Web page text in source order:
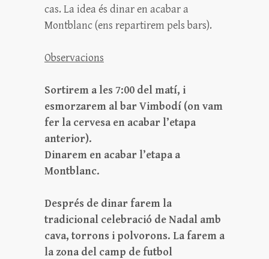
cas. La idea és dinar en acabar a
Montblanc (ens repartirem pels bars).
Observacions
Sortirem a les 7:00 del matí, i
esmorzarem al bar Vimbodí (on vam
fer la cervesa en acabar l’etapa
anterior).
Dinarem en acabar l’etapa a
Montblanc.
Després de dinar farem la
tradicional celebració de Nadal amb
cava, torrons i polvorons. La farem a
la zona del camp de futbol